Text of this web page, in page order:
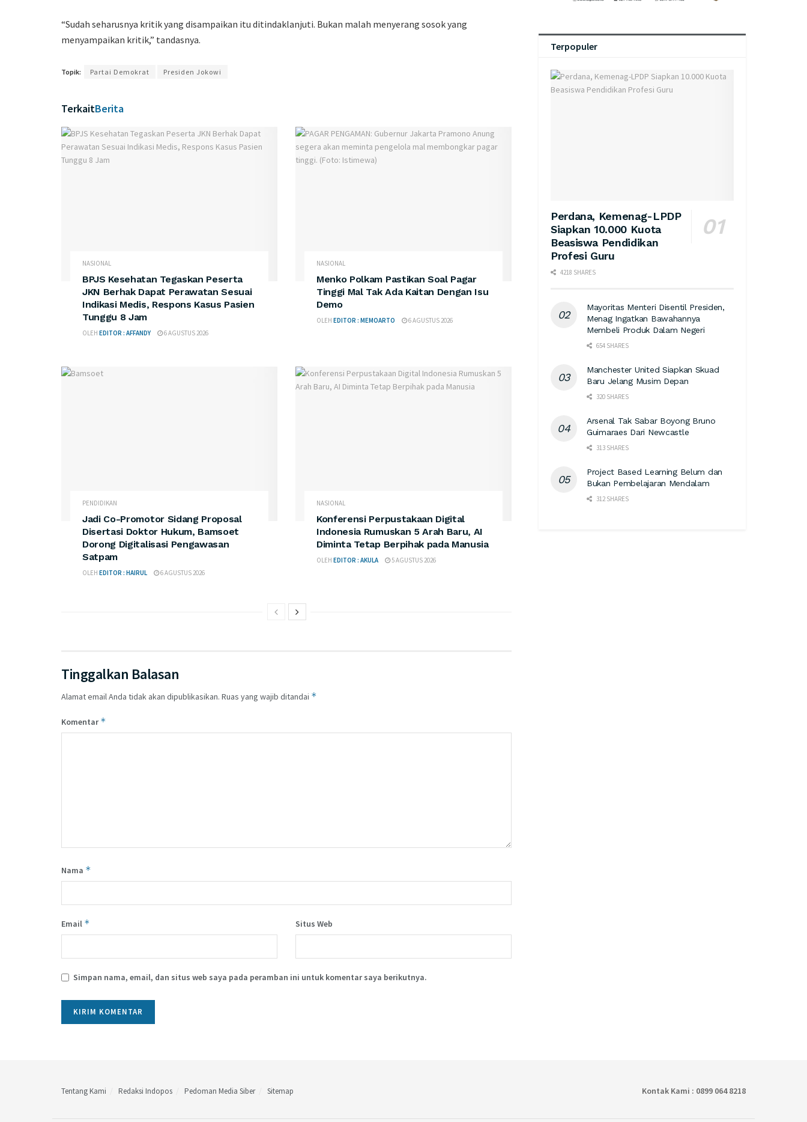
“Sudah seharusnya kritik yang disampaikan itu ditindaklanjuti. Bukan malah menyerang sosok yang
menyampaikan kritik,” tandasnya.
Topik: Partai Demokrat Presiden Jokowi
TerkaitBerita
NASIONAL
BPJS Kesehatan Tegaskan Peserta
JKN Berhak Dapat Perawatan Sesuai
Indikasi Medis, Respons Kasus Pasien
Tunggu 8 Jam
OLEH EDITOR : AFFANDY 6 AGUSTUS 2026
NASIONAL
Menko Polkam Pastikan Soal Pagar
Tinggi Mal Tak Ada Kaitan Dengan Isu
Demo
OLEH EDITOR : MEMOARTO 6 AGUSTUS 2026
PENDIDIKAN
Jadi Co-Promotor Sidang Proposal
Disertasi Doktor Hukum, Bamsoet
Dorong Digitalisasi Pengawasan
Satpam
OLEH EDITOR : HAIRUL 6 AGUSTUS 2026
NASIONAL
Konferensi Perpustakaan Digital
Indonesia Rumuskan 5 Arah Baru, AI
Diminta Tetap Berpihak pada Manusia
OLEH EDITOR : AKULA 5 AGUSTUS 2026
Tinggalkan Balasan
Alamat email Anda tidak akan dipublikasikan. Ruas yang wajib ditandai *
Komentar*
Nama *
Email * Situs Web
Simpan nama, email, dan situs web saya pada peramban ini untuk komentar saya berikutnya.
Terpopuler
Perdana, Kemenag-LPDP
Siapkan 10.000 Kuota
Beasiswa Pendidikan
Profesi Guru
4218 SHARES
Mayoritas Menteri Disentil Presiden,
Menag Ingatkan Bawahannya
Membeli Produk Dalam Negeri
654 SHARES
Manchester United Siapkan Skuad
Baru Jelang Musim Depan
320 SHARES
Arsenal Tak Sabar Boyong Bruno
Guimaraes Dari Newcastle
313 SHARES
Project Based Learning Belum dan
Bukan Pembelajaran Mendalam
312 SHARES
Tentang Kami Redaksi Indopos Pedoman Media Siber Sitemap Kontak Kami : 0899 064 8218